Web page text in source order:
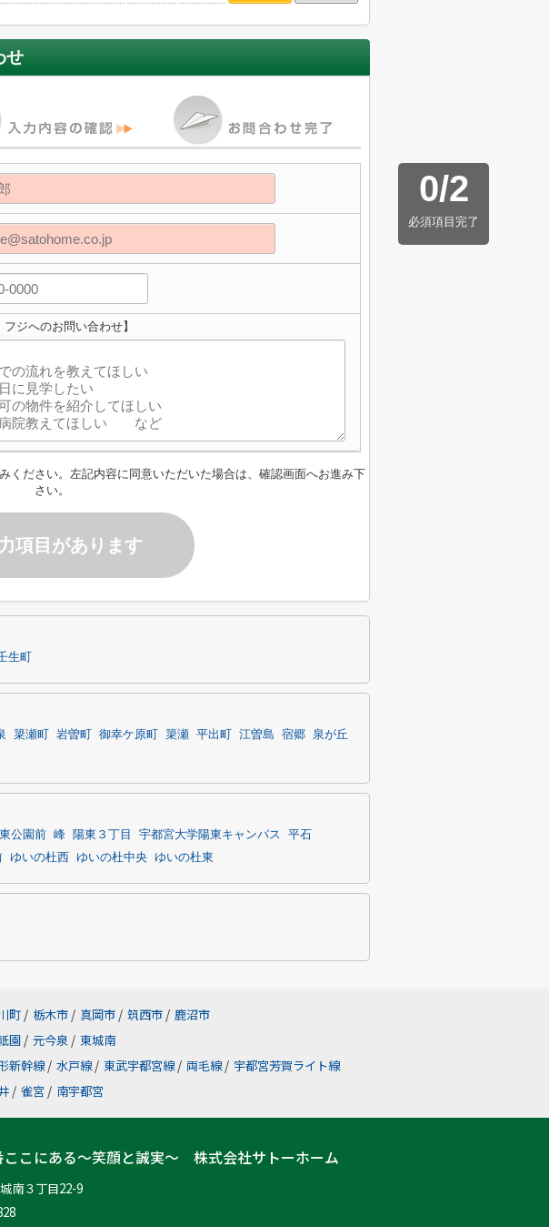
せ
0/2
必須項目完了
フジへのお問い合わせ】
ください。左記内容に同意いただいた場合は、確認画面へお進み下
さい。
項目があります
生町
簗瀬町 岩曽町 御幸ケ原町 簗瀬 平出町 江曽島 宿郷
泉が丘
公園前 峰 陽東３丁目 宇都宮大学陽東キャンパス
平石
ゆいの杜西 ゆいの杜中央 ゆいの杜東
町 / 栃木市 / 真岡市 / 筑西市 / 鹿沼市
園 / 元今泉 / 東城南
新幹線 / 水戸線 / 東武宇都宮線 / 両毛線 / 宇都宮芳賀ライト線
/ 雀宮 / 南宇都宮
ここにある～笑顔と誠実～ 株式会社サトーホーム
南３丁目22-9